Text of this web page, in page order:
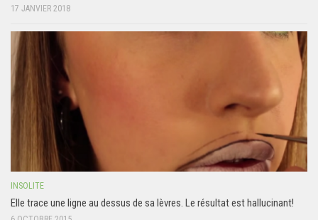
17 JANVIER 2018
INSOLITE
Elle trace une ligne au dessus de sa lèvres. Le résultat est hallucinant!